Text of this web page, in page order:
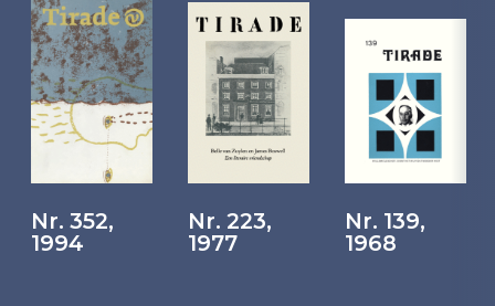
Nr. 352,
1994
Nr. 223,
1977
Nr. 139,
1968